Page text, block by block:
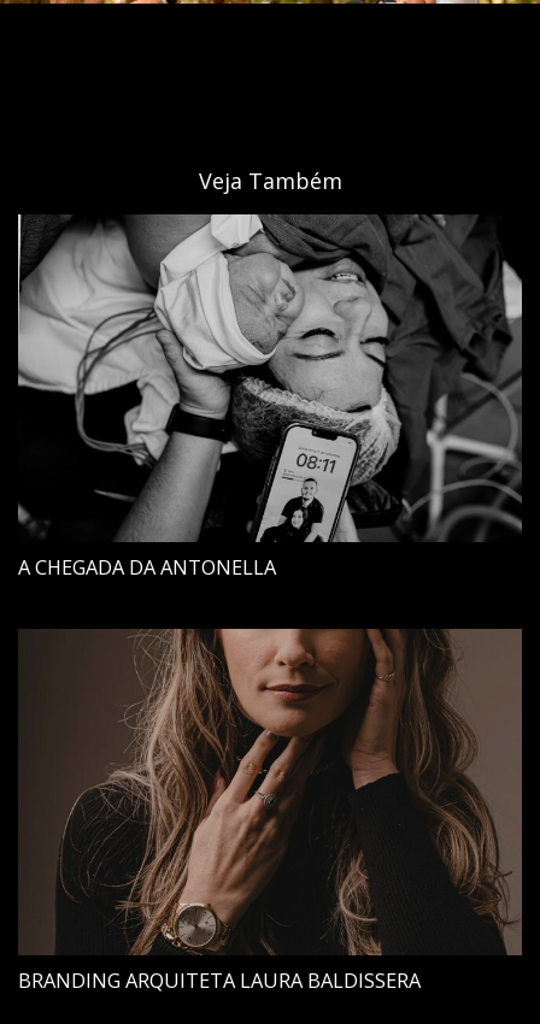
Veja Também
A CHEGADA DA ANTONELLA
BRANDING ARQUITETA LAURA BALDISSERA